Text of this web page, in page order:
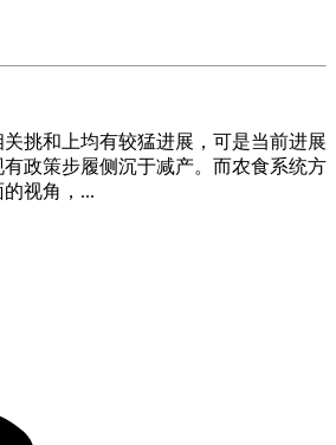
挑和上均有较猛进展，可是当前进展
政策步履侧沉于减产。而农食系统方
视角，...